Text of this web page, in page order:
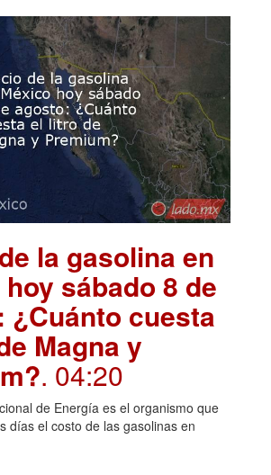
la gasolina en
sábado 8 de
¿Cuánto cuesta
Magna y
. 04:20
de Energía es el organismo que
días el costo de las gasolinas en